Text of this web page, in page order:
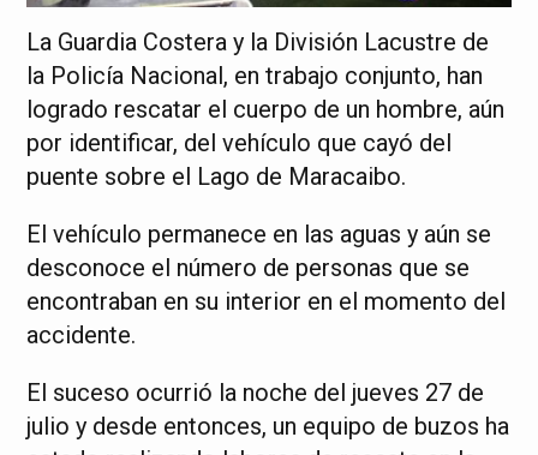
La Guardia Costera y la División Lacustre de
la Policía Nacional, en trabajo conjunto, han
logrado rescatar el cuerpo de un hombre, aún
por identificar, del vehículo que cayó del
puente sobre el Lago de Maracaibo.
El vehículo permanece en las aguas y aún se
desconoce el número de personas que se
encontraban en su interior en el momento del
accidente.
El suceso ocurrió la noche del jueves 27 de
julio y desde entonces, un equipo de buzos ha